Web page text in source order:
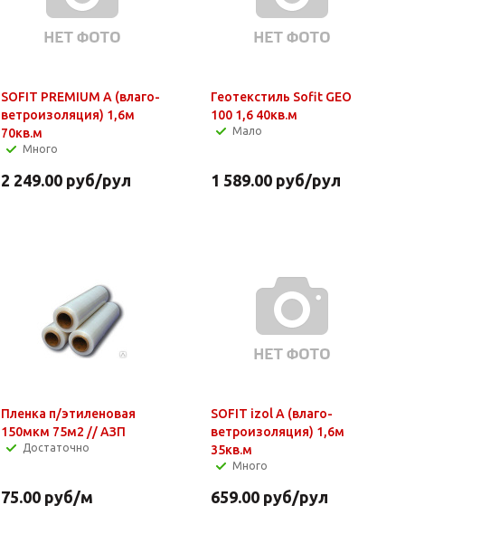
SOFIT PREMIUM А (влаго-
ветроизоляция) 1,6м
70кв.м
Много
2 249.00 руб/рул
Геотекстиль Sofit GEO
100 1,6 40кв.м
Мало
1 589.00руб/рул
Пленка п/этиленовая
150мкм 75м2 // АЗП
Достаточно
75.00 руб/м
SOFIT izol А (влаго-
ветроизоляция) 1,6м
35кв.м
Много
659.00руб/рул